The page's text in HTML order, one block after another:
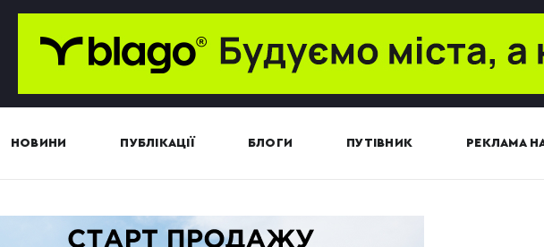
НОВИНИ ПУБЛІКАЦІЇ БЛОГИ ПУТІВНИК РЕКЛАМА